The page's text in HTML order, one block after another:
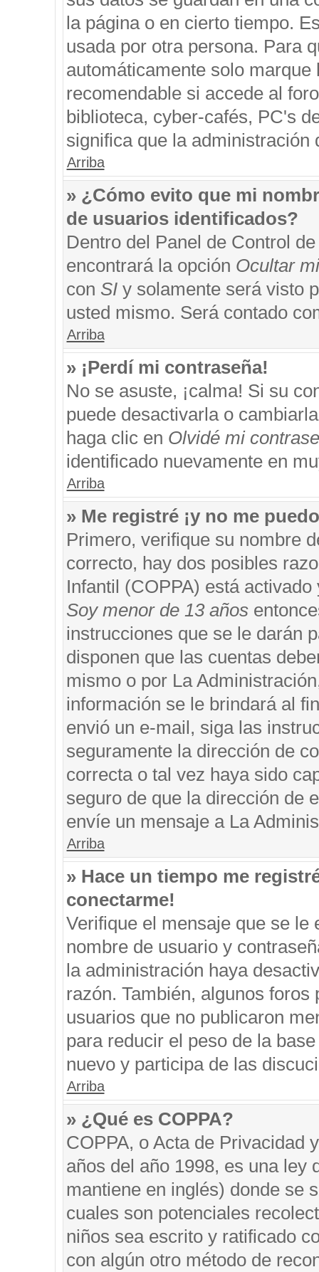
la página o en cierto tiempo.
usada por otra persona. Para
automáticamente solo
recomendable si accede al
biblioteca, cyber-cafés, PC's
significa que la administración
Arriba
» ¿Cómo evito que mi
de usuarios identificados?
Dentro del Panel de Control
encontrará la opción Ocultar
con SIy solamente será visto
usted mismo. Será contado
Arriba
» ¡Perdí mi contraseña!
No se asuste, ¡calma! Si su
puede desactivarla o
haga clic en Olvidé mi
identificado nuevamente en
Arriba
» Me registré ¡y no me
Primero, verifique su nombre
correcto, hay dos posibles
Infantil (COPPA) está
Soy menor de 13 años
instrucciones que se le darán
disponen que las cuentas
mismo o por La
información se le brindará al
envió un e-mail, siga las
seguramente la dirección de
correcta o tal vez haya sido
seguro de que la dirección de
envíe un mensaje a La
Arriba
» Hace un tiempo me
conectarme!
Verifique el mensaje que se
nombre de usuario y
la administración haya
razón. También, algunos
usuarios que no publicaron
para reducir el peso de la
nuevo y participa de las
Arriba
» ¿Qué es COPPA?
COPPA, o Acta de Privacidad
años del año 1998, es una ley
mantiene en inglés) donde se
cuales son potenciales
niños sea escrito y ratificado
con algún otro método de